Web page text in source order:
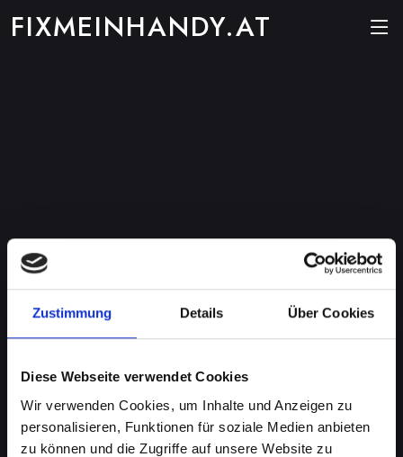
Zustimmung Details Über Cookies
Diese Webseite verwendet Cookies
Wir verwenden Cookies, um Inhalte und Anzeigen zu
personalisieren, Funktionen für soziale Medien anbieten
zu können und die Zugriffe auf unsere Website zu
FIXMEINHANDY.AT